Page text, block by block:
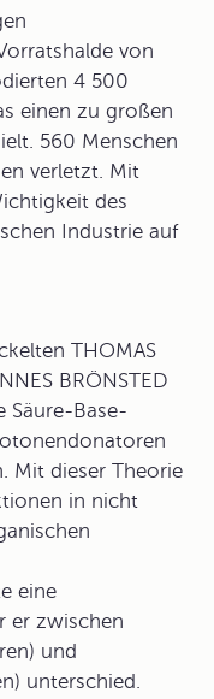
von
4 500
einen zu großen
560 Menschen
verletzt. Mit
des
Industrie auf
THOMAS
BRÖNSTED
Säure-Base-
Mit dieser Theorie
in nicht
eine
er zwischen
und
unterschied.